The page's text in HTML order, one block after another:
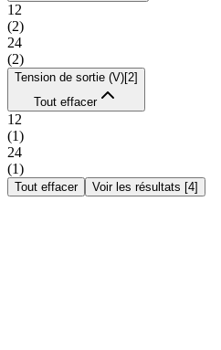
12
(2)
24
(2)
Tension de sortie (V)[2]
Tout effacer
12
(1)
24
(1)
Tout effacer Voir les résultats [4]